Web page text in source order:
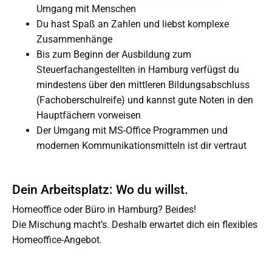
Umgang mit Menschen
Du hast Spaß an Zahlen und liebst komplexe
Zusammenhänge
Bis zum Beginn der Ausbildung zum
Steuerfachangestellten in Hamburg verfügst du
mindestens über den mittleren Bildungsabschluss
(Fachoberschulreife) und kannst gute Noten in den
Hauptfächern vorweisen
Der Umgang mit MS-Office Programmen und
modernen Kommunikationsmitteln ist dir vertraut
Dein Arbeitsplatz: Wo du willst.
Homeoffice oder Büro in Hamburg? Beides!
Die Mischung macht’s. Deshalb erwartet dich ein flexibles
Homeoffice-Angebot.